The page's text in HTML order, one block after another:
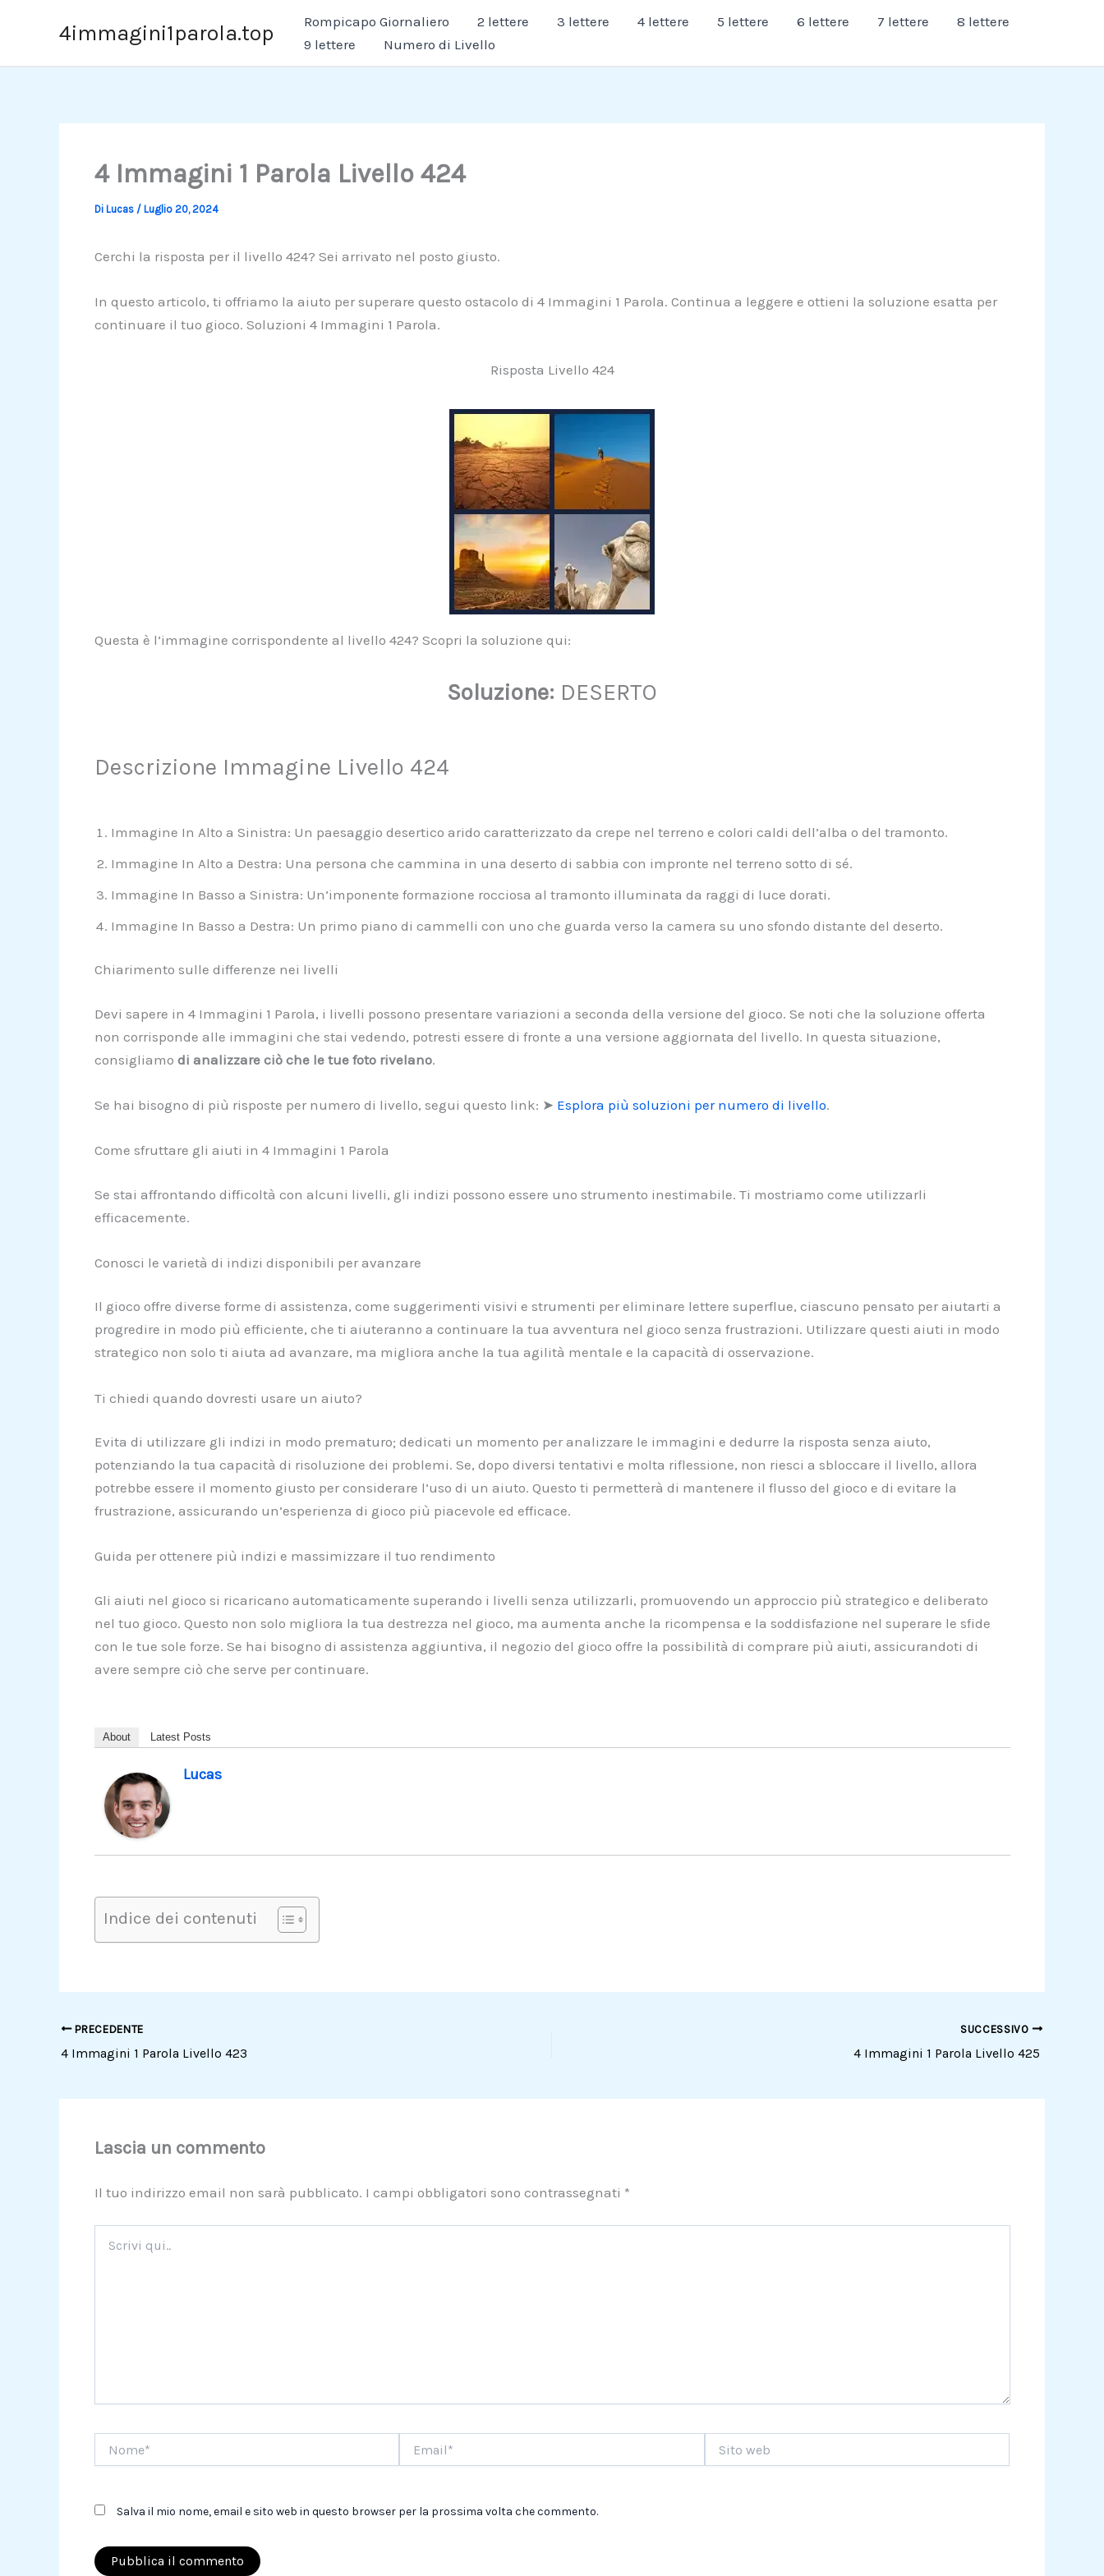
4immagini1parola.top Rompicapo Giornaliero 2 lettere 3 lettere 4 lettere 5 lettere 6 lettere 7 lettere
8 lettere
9 lettere
Numero di Livello
4 Immagini 1 Parola Livello 424
Di Lucas / Luglio 20, 2024
Cerchi la risposta per il livello 424? Sei arrivato nel posto giusto.
In questo articolo, ti offriamo la aiuto per superare questo ostacolo di 4 Immagini 1 Parola. Continua a leggere e ottieni la soluzione esatta per
continuare il tuo gioco. Soluzioni 4 Immagini 1 Parola.
Risposta Livello 424
Questa è l’immagine corrispondente al livello 424? Scopri la soluzione qui:
Soluzione: DESERTO
Descrizione Immagine Livello 424
Immagine In Alto a Sinistra: Un paesaggio desertico arido caratterizzato da crepe nel terreno e colori caldi dell’alba o del tramonto.
Immagine In Alto a Destra: Una persona che cammina in una deserto di sabbia con impronte nel terreno sotto di sé.
Immagine In Basso a Sinistra: Un’imponente formazione rocciosa al tramonto illuminata da raggi di luce dorati.
Immagine In Basso a Destra: Un primo piano di cammelli con uno che guarda verso la camera su uno sfondo distante del deserto.
Chiarimento sulle differenze nei livelli
Devi sapere in 4 Immagini 1 Parola, i livelli possono presentare variazioni a seconda della versione del gioco. Se noti che la soluzione offerta
non corrisponde alle immagini che stai vedendo, potresti essere di fronte a una versione aggiornata del livello. In questa situazione,
consigliamo di analizzare ciò che le tue foto rivelano.
Se hai bisogno di più risposte per numero di livello, segui questo link: ➤ Esplora più soluzioni per numero di livello.
Come sfruttare gli aiuti in 4 Immagini 1 Parola
Se stai affrontando difficoltà con alcuni livelli, gli indizi possono essere uno strumento inestimabile. Ti mostriamo come utilizzarli
efficacemente.
Conosci le varietà di indizi disponibili per avanzare
Il gioco offre diverse forme di assistenza, come suggerimenti visivi e strumenti per eliminare lettere superflue, ciascuno pensato per aiutarti a
progredire in modo più efficiente, che ti aiuteranno a continuare la tua avventura nel gioco senza frustrazioni. Utilizzare questi aiuti in modo
strategico non solo ti aiuta ad avanzare, ma migliora anche la tua agilità mentale e la capacità di osservazione.
Ti chiedi quando dovresti usare un aiuto?
Evita di utilizzare gli indizi in modo prematuro; dedicati un momento per analizzare le immagini e dedurre la risposta senza aiuto,
potenziando la tua capacità di risoluzione dei problemi. Se, dopo diversi tentativi e molta riflessione, non riesci a sbloccare il livello, allora
potrebbe essere il momento giusto per considerare l’uso di un aiuto. Questo ti permetterà di mantenere il flusso del gioco e di evitare la
frustrazione, assicurando un’esperienza di gioco più piacevole ed efficace.
Guida per ottenere più indizi e massimizzare il tuo rendimento
Gli aiuti nel gioco si ricaricano automaticamente superando i livelli senza utilizzarli, promuovendo un approccio più strategico e deliberato
nel tuo gioco. Questo non solo migliora la tua destrezza nel gioco, ma aumenta anche la ricompensa e la soddisfazione nel superare le sfide
con le tue sole forze. Se hai bisogno di assistenza aggiuntiva, il negozio del gioco offre la possibilità di comprare più aiuti, assicurandoti di
avere sempre ciò che serve per continuare.
About Latest Posts
Lucas
Indice dei contenuti
PRECEDENTE
4 Immagini 1 Parola Livello 423
SUCCESSIVO
4 Immagini 1 Parola Livello 425
Lascia un commento
Il tuo indirizzo email non sarà pubblicato. I campi obbligatori sono contrassegnati *
qui..
web
Salva il mio nome, email e sito web in questo browser per la prossima volta che commento.